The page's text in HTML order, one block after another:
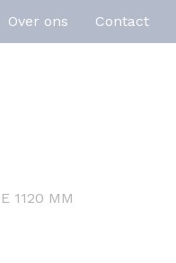
Over ons Contact
1120 MM